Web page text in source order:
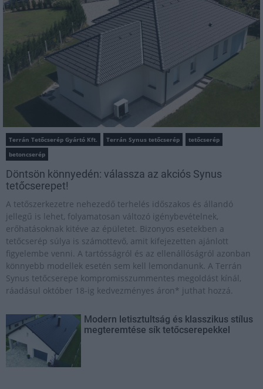
Terrán Tetőcserép Gyártó Kft. Terrán Synus tetőcserép
tetőcserép
betoncserép
Döntsön könnyedén: válassza az akciós Synus
tetőcserepet!
A tetőszerkezetre nehezedő terhelés időszakos és állandó
jellegű is lehet, folyamatosan változó igénybevételnek,
erőhatásoknak kitéve az épületet. Bizonyos esetekben a
tetőcserép súlya is számottevő, amit kifejezetten ajánlott
figyelembe venni. A tartósságról és az ellenállóságról azonban
könnyebb modellek esetén sem kell lemondanunk. A Terrán
Synus tetőcserepe kompromisszummentes megoldást kínál,
ráadásul október 18-ig kedvezményes áron* juthat hozzá.
Modern letisztultság és klasszikus stílus
megteremtése sík tetőcserepekkel